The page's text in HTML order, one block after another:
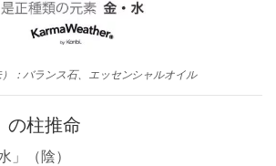
：バランス石、エッセンシャルオイル
の柱推命
」（陰）